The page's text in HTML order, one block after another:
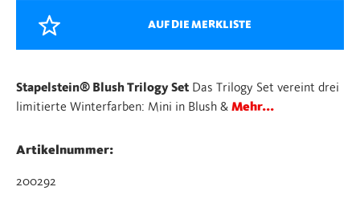
AUF DIE MERKLISTE
Stapelstein® Blush Trilogy Set Das Trilogy Set vereint drei
limitierte Winterfarben: Mini in Blush & Mehr...
Artikelnummer:
200292